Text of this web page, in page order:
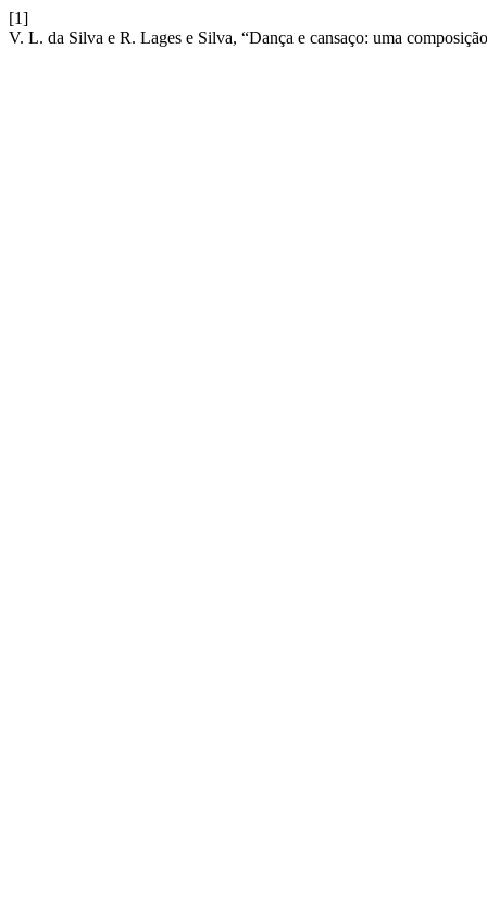
[1]
V. L. da Silva e R. Lages e Silva, “Dança e cansaço: uma